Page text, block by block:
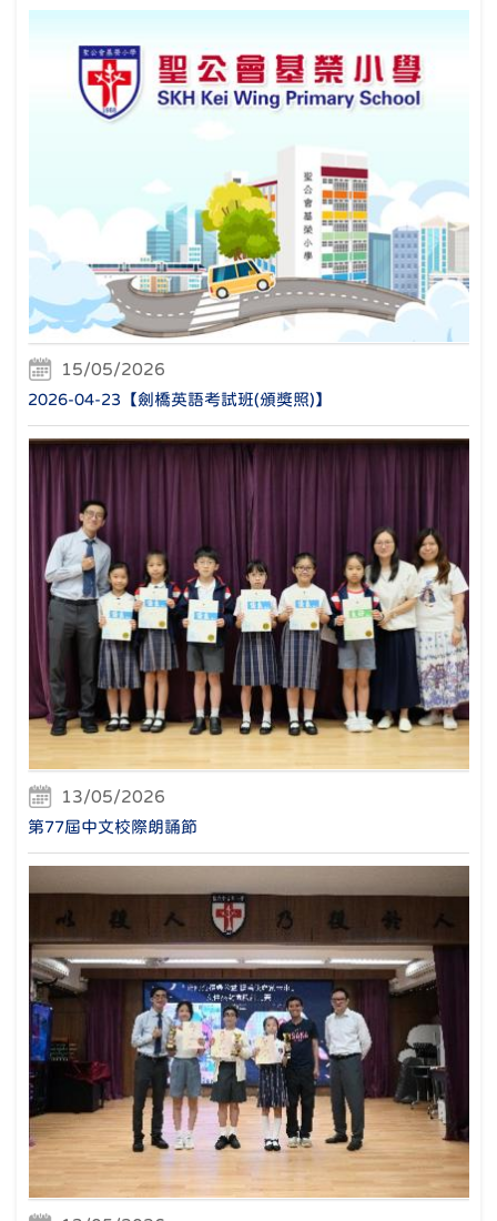
15/05/2026
2026-04-23【劍橋英語考試班(頒獎照)】
13/05/2026
第77屆中文校際朗誦節